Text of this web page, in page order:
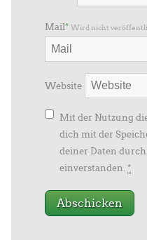
Mail* Wird nicht
Website
Mit der Nutzung
dich mit der
deiner Daten
einverstanden. *